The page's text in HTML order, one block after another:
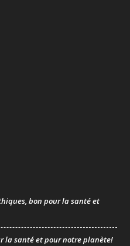
bon pour la santé et
la santé et pour notre planète!